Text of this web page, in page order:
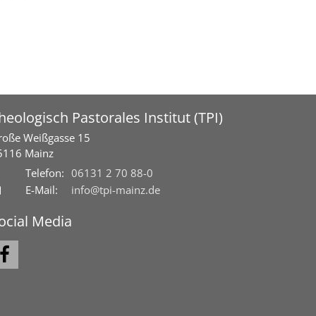
Pastorales Institut (TPI)
Weißgasse 15
Mainz
Telefon: 06131 2 70 88-0
E-Mail:
info@tpi-mainz.de
Media